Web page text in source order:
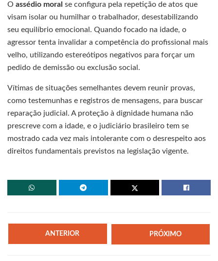
O assédio moral se configura pela repetição de atos que
visam isolar ou humilhar o trabalhador, desestabilizando
seu equilíbrio emocional. Quando focado na idade, o
agressor tenta invalidar a competência do profissional mais
velho, utilizando estereótipos negativos para forçar um
pedido de demissão ou exclusão social.
Vítimas de situações semelhantes devem reunir provas,
como testemunhas e registros de mensagens, para buscar
reparação judicial. A proteção à dignidade humana não
prescreve com a idade, e o judiciário brasileiro tem se
mostrado cada vez mais intolerante com o desrespeito aos
direitos fundamentais previstos na legislação vigente.
ANTERIOR PRÓXIMO